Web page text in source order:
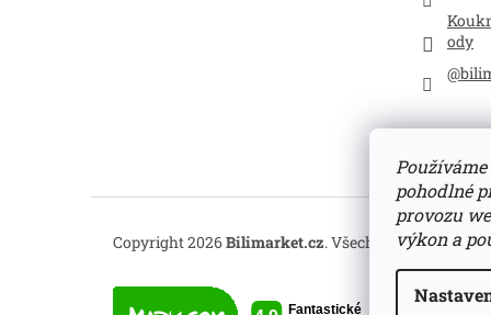
pohodlné
provozu
výkon a
ody
Copyright 2026Bilimarket.cz. Všechna práva